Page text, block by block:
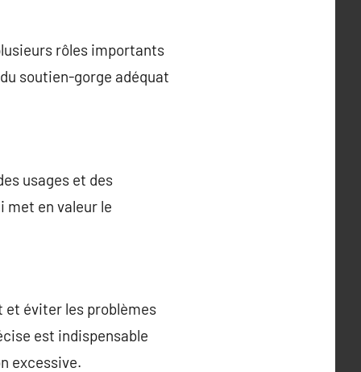
rôles importants
soutien-gorge adéquat
usages et des
met en valeur le
éviter les problèmes
est indispensable
excessive.